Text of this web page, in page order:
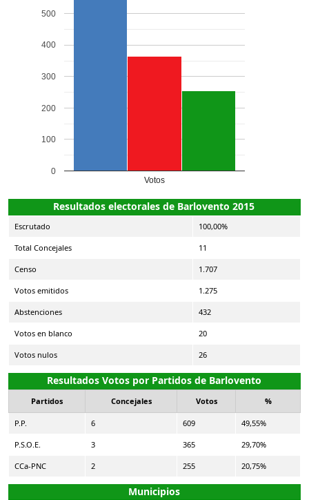
Votos
0
100
200
300
400
500
Resultados electorales de Barlovento 2015
Escrutado 100,00%
Total Concejales 11
Censo 1.707
Votos emitidos 1.275
Abstenciones 432
Votos en blanco 20
Votos nulos 26
Resultados Votos por Partidos de Barlovento
Partidos Concejales Votos %
P.P. 6 609 49,55%
P.S.O.E. 3 365 29,70%
CCa-PNC 2 255 20,75%
Municipios